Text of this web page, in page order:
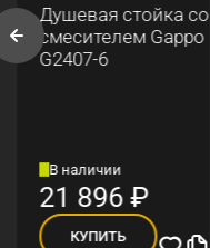
Душевая стойка со
смесителем Gappo
G2407-6
В наличии
21 896₽
КУПИТЬ